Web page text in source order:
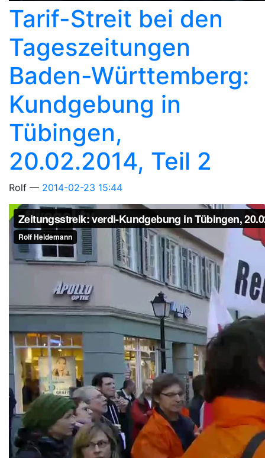
Tarif-Streit bei den
Tageszeitungen
Baden-Württemberg:
Kundgebung in
Tübingen,
20.02.2014, Teil 2
Rolf 2014-02-23 15:44